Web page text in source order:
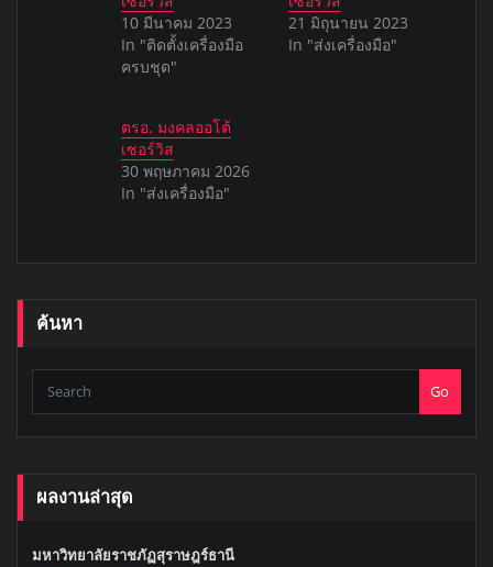
10 มีนาคม 2023
In "ติดตั้งเครื่องมือ
ครบชุด"
21 มิถุนายน 2023
In "ส่งเครื่องมือ"
ตรอ. มงคลออโต้
เซอร์วิส
30 พฤษภาคม 2026
In "ส่งเครื่องมือ"
ค้นหา
Go
ผลงานล่าสุด
มหาวิทยาลัยราชภัฏสุราษฎร์ธานี